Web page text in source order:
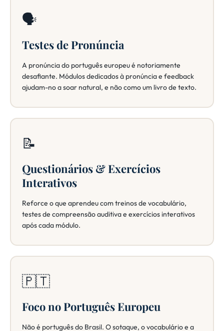
🗣️
Testes de Pronúncia
A pronúncia do português europeu é notoriamente
desafiante. Módulos dedicados à pronúncia e feedback
ajudam-no a soar natural, e não como um livro de texto.
📝
Questionários & Exercícios
Interativos
Reforce o que aprendeu com treinos de vocabulário,
testes de compreensão auditiva e exercícios interativos
após cada módulo.
🇵🇹
Foco no Português Europeu
Não é português do Brasil. O sotaque, o vocabulário e a